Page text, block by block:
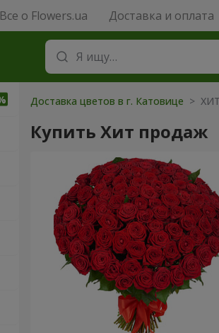
Все о Flowers.ua Доставка и оплата
Доставка цветов в г. Катовице >
Купить Хит продаж